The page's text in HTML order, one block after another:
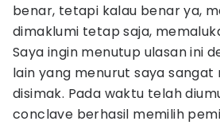
benar, tetapi kalau benar ya,
dimaklumi tetap saja,
Saya ingin menutup ulasan ini
lain yang menurut saya sangat
disimak. Pada waktu telah
conclave berhasil memilih